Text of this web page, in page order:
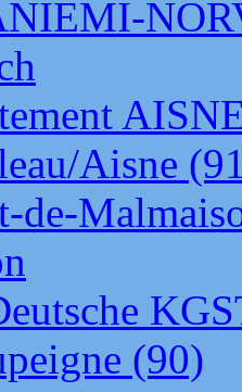
Aisne
de-
(90)